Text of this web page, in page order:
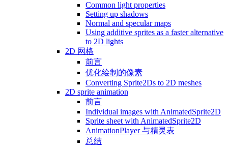
Common light properties
Setting up shadows
Normal and specular maps
Using additive sprites as a faster alternative
to 2D lights
2D 网格
前言
优化绘制的像素
Converting Sprite2Ds to 2D meshes
2D sprite animation
前言
Individual images with AnimatedSprite2D
Sprite sheet with AnimatedSprite2D
AnimationPlayer 与精灵表
总结